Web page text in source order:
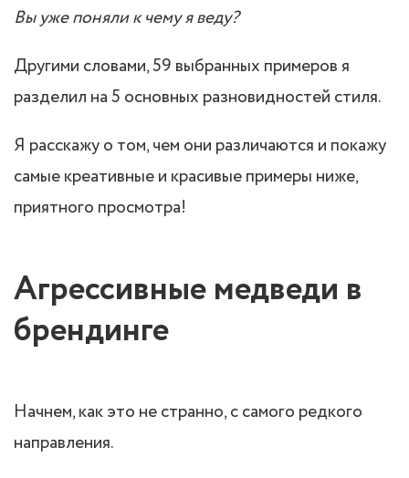
Вы уже поняли к чему я веду?
Другими словами, 59 выбранных примеров я
разделил на 5 основных разновидностей стиля.
Я расскажу о том, чем они различаются и покажу
самые креативные и красивые примеры ниже,
приятного просмотра!
Агрессивные медведи в
брендинге
Начнем, как это не странно, с самого редкого
направления.